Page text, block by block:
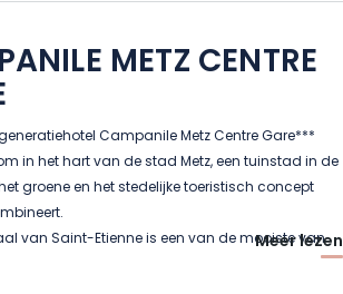
METZ CENTRE
Campanile Metz Centre Gare***
in het hart van de stad Metz, een tuinstad in de
groene en het stedelijke toeristisch concept
van Saint-Etienne is een van de mooiste van
slechts enkele minuten lopen vindt u het Centre
Meer lezen